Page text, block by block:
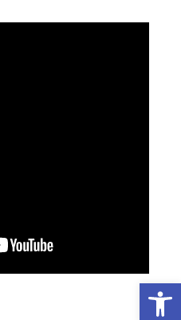
Ouvrir